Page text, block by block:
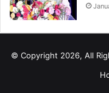
© Copyright 2026, All